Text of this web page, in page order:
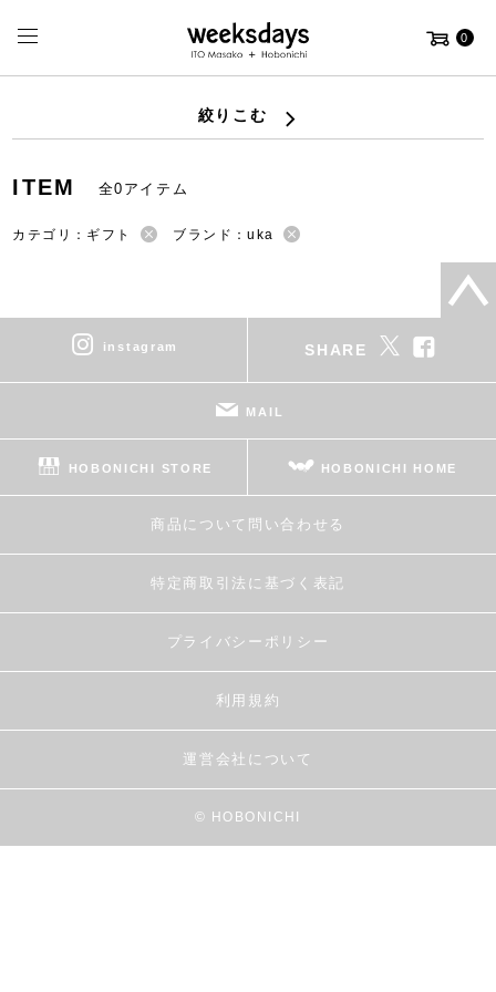
0
絞りこむ
ITEM 全0アイテム
カテゴリ：ギフト ブランド：uka
instagram SHARE
MAIL
HOBONICHI STORE HOBONICHI HOME
商品について問い合わせる
特定商取引法に基づく表記
プライバシーポリシー
利用規約
運営会社について
© HOBONICHI